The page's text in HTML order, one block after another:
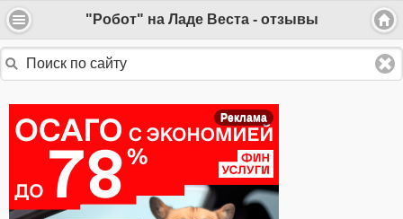
"Робот" на Ладе Веста - отзывы
Реклама